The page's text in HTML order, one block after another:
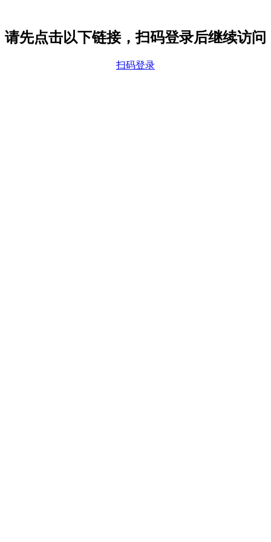
请先点击以下链接，扫码登录后继续访问
扫码登录